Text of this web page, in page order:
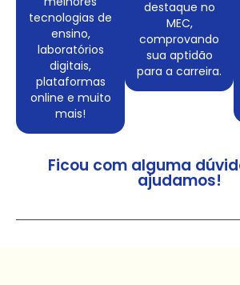
tecnologias de
ensino,
laboratórios
digitais,
plataformas
online e muito
mais!
destaque no
MEC,
comprovando
sua aptidão
para a carreira.
Ficou com alguma
ajudamos!